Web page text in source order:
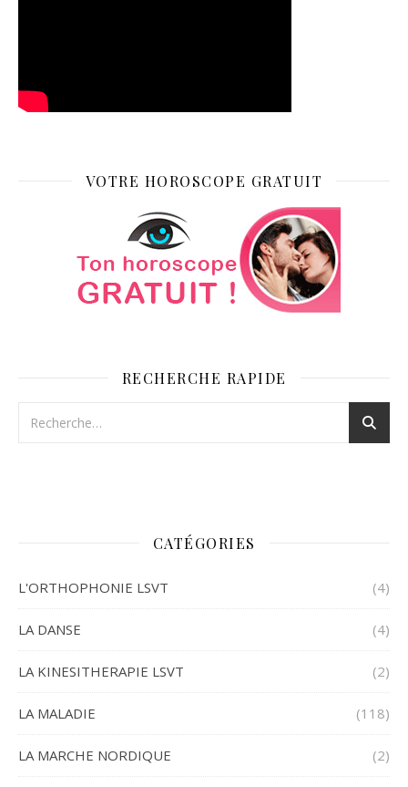
VOTRE HOROSCOPE GRATUIT
RECHERCHE RAPIDE
CATÉGORIES
L'ORTHOPHONIE LSVT (4)
LA DANSE (4)
LA KINESITHERAPIE LSVT (2)
LA MALADIE (118)
LA MARCHE NORDIQUE (2)